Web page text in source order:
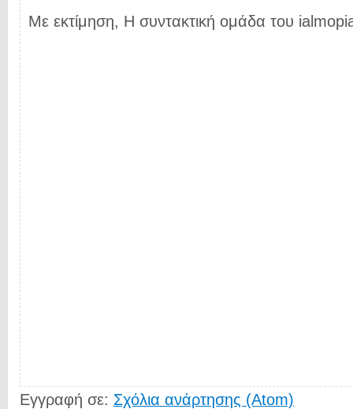
Με εκτίμηση, Η συντακτική ομάδα του
Εγγραφή σε: Σχόλια ανάρτησης (Atom)